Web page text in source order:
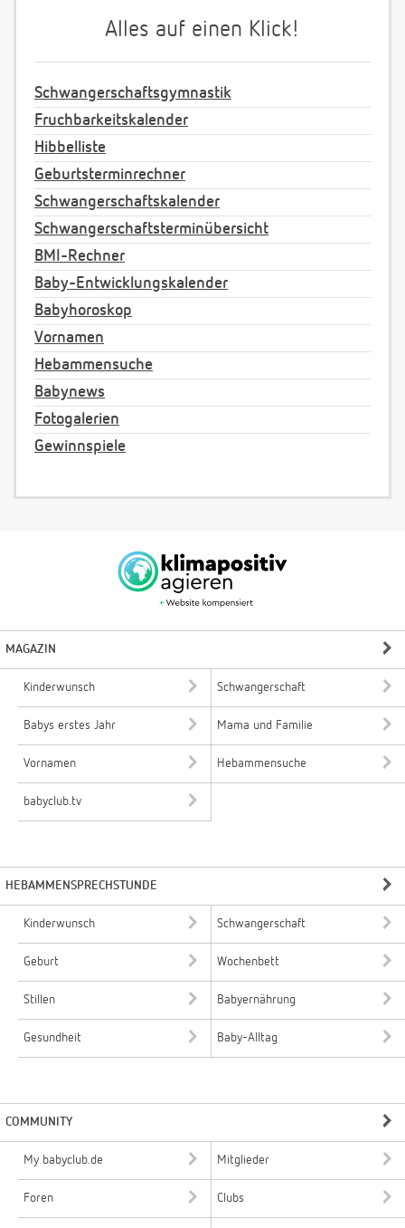
Alles auf einen Klick!
Schwangerschaftsgymnastik
Fruchbarkeitskalender
Hibbelliste
Geburtsterminrechner
Schwangerschaftskalender
Schwangerschaftsterminübersicht
BMI-Rechner
Baby-Entwicklungskalender
Babyhoroskop
Vornamen
Hebammensuche
Babynews
Fotogalerien
Gewinnspiele
MAGAZIN
Kinderwunsch Schwangerschaft
Babys erstes Jahr Mama und Familie
Vornamen Hebammensuche
babyclub.tv
HEBAMMENSPRECHSTUNDE
Kinderwunsch Schwangerschaft
Geburt Wochenbett
Stillen Babyernährung
Gesundheit Baby-Alltag
COMMUNITY
My babyclub.de Mitglieder
Foren Clubs